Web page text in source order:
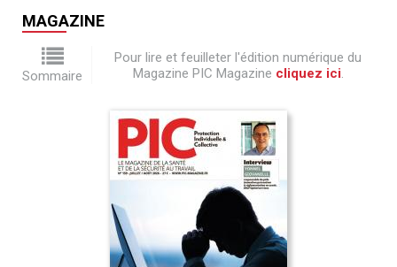
MAGAZINE
Sommaire
Pour lire et feuilleter l'édition numérique du
Magazine PIC Magazine cliquez ici.